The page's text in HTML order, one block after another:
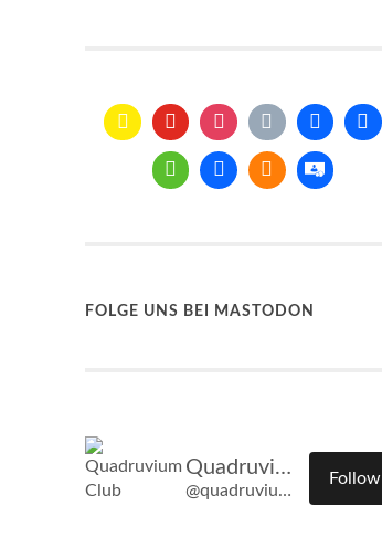
FOLGE UNS BEI MASTODON
Quadruvium Club
@quadruvium.club@quadruvium.club
Follow